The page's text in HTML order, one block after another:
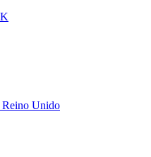
Reino Unido